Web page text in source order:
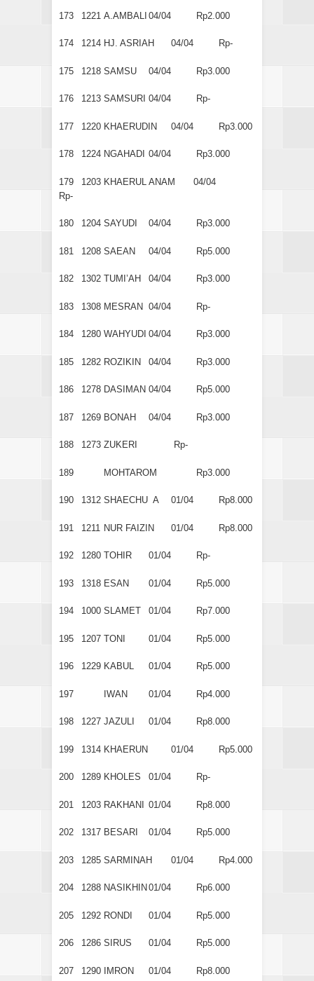
173 1221 A.AMBALI 04/04 Rp2.000
174 1214 HJ. ASRIAH 04/04 Rp-
175 1218 SAMSU 04/04 Rp3.000
176 1213 SAMSURI 04/04 Rp-
177 1220 KHAERUDIN 04/04 Rp3.000
178 1224 NGAHADI 04/04 Rp3.000
179 1203 KHAERUL ANAM
04/04
Rp-
180 1204 SAYUDI 04/04 Rp3.000
181 1208 SAEAN 04/04 Rp5.000
182 1302 TUMI’AH 04/04 Rp3.000
183 1308 MESRAN 04/04 Rp-
184 1280 WAHYUDI 04/04 Rp3.000
185 1282 ROZIKIN 04/04 Rp3.000
186 1278 DASIMAN 04/04 Rp5.000
187 1269 BONAH 04/04 Rp3.000
188 1273 ZUKERI Rp-
189 MOHTAROM Rp3.000
190 1312 SHAECHU A 01/04 Rp8.000
191 1211 NUR FAIZIN 01/04 Rp8.000
192 1280 TOHIR 01/04 Rp-
193 1318 ESAN 01/04 Rp5.000
194 1000 SLAMET 01/04 Rp7.000
195 1207 TONI 01/04 Rp5.000
196 1229 KABUL 01/04 Rp5.000
197 IWAN 01/04 Rp4.000
198 1227 JAZULI 01/04 Rp8.000
199 1314 KHAERUN 01/04 Rp5.000
200 1289 KHOLES 01/04 Rp-
201 1203 RAKHANI 01/04 Rp8.000
202 1317 BESARI 01/04 Rp5.000
203 1285 SARMINAH 01/04 Rp4.000
204 1288 NASIKHIN 01/04 Rp6.000
205 1292 RONDI 01/04 Rp5.000
206 1286 SIRUS 01/04 Rp5.000
207 1290 IMRON 01/04 Rp8.000